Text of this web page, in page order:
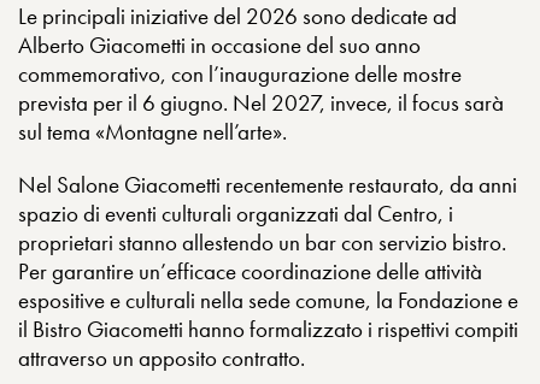
Le principali iniziative del 2026 sono dedicate ad
Alberto Giacometti in occasione del suo anno
commemorativo, con l’inaugurazione delle mostre
prevista per il 6 giugno. Nel 2027, invece, il focus sarà
sul tema «Montagne nell’arte».
Nel Salone Giacometti recentemente restaurato, da anni
spazio di eventi culturali organizzati dal Centro, i
proprietari stanno allestendo un bar con servizio bistro.
Per garantire un’efficace coordinazione delle attività
espositive e culturali nella sede comune, la Fondazione e
il Bistro Giacometti hanno formalizzato i rispettivi compiti
attraverso un apposito contratto.